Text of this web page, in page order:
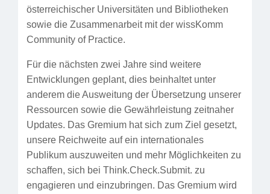
österreichischer Universitäten und Bibliotheken
sowie die Zusammenarbeit mit der wissKomm
Community of Practice.
Für die nächsten zwei Jahre sind weitere
Entwicklungen geplant, dies beinhaltet unter
anderem die Ausweitung der Übersetzung unserer
Ressourcen sowie die Gewährleistung zeitnaher
Updates. Das Gremium hat sich zum Ziel gesetzt,
unsere Reichweite auf ein internationales
Publikum auszuweiten und mehr Möglichkeiten zu
schaffen, sich bei Think.Check.Submit. zu
engagieren und einzubringen. Das Gremium wird